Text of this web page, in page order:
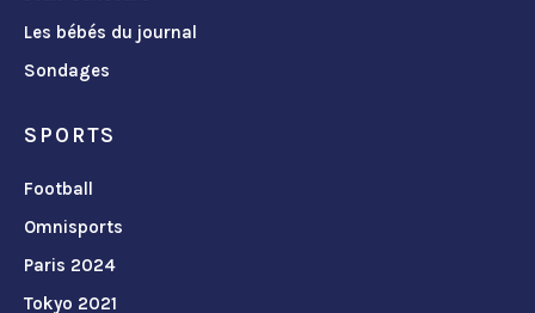
Les bébés du journal
Sondages
SPORTS
Football
Omnisports
Paris 2024
Tokyo 2021